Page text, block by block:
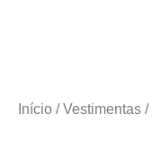
Início /Vestimentas /